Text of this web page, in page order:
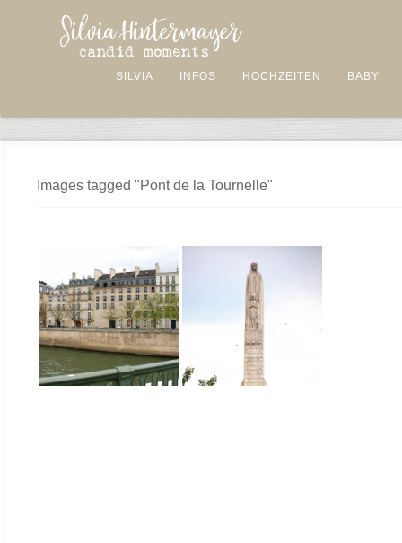
SILVIA INFOS HOCHZEITEN BABY
Images tagged "Pont de la Tournelle"